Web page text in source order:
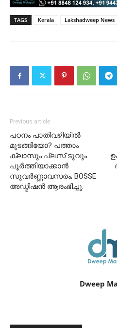
TAGS Kerala Lakshadweep News
Previous article
പഠനം പാതിവഴിയിൽ
മുടങ്ങിയോ? പത്താം
ക്ലാസും പ്ലസ് ടുവും
പൂർത്തിയാക്കാൻ
സുവർണ്ണാവസരം; BOSSE
അഡ്മിഷൻ ആരംഭിച്ചു.
Dweep